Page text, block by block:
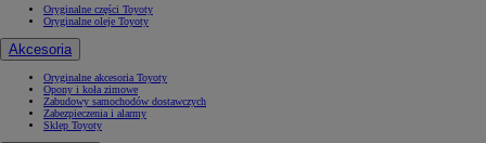
Oryginalne części Toyoty
Oryginalne oleje Toyoty
Akcesoria
Oryginalne akcesoria Toyoty
Opony i koła zimowe
Zabudowy samochodów dostawczych
Zabezpieczenia i alarmy
Sklep Toyoty